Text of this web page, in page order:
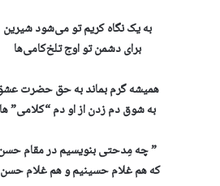
به یک نگاه کریم تو می‌شود شیرین
برای دشمن تو اوج تلخ‌کامی‌ها
همیشه گرم بماند به حق حضرت
به شوق دم زدن از او دم “کلامی” ها
” چه مِدحتی بنویسیم در مقام
که هم غلام حسینیم و هم غلام